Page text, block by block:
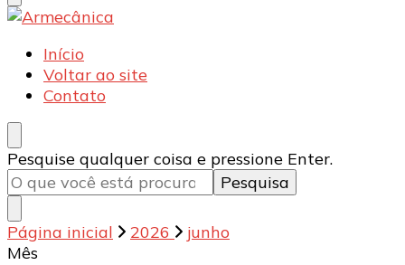
Armecânica
Blog
Início
Voltar ao site
Contato
Procurando
algo?
Pesquise qualquer coisa e pressione Enter.
Página inicial 2026
junho
Mês